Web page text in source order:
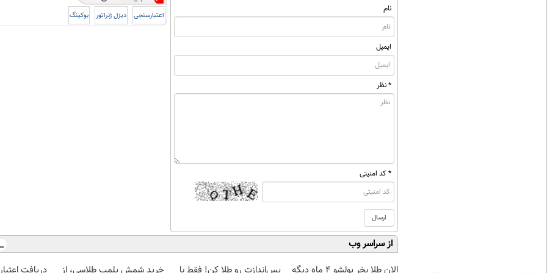
نام
ایمیل
* نظر
* کد امنیتی
اعتبارسنجی دیزل ژنراتور بوکینگ
از سراسر وب